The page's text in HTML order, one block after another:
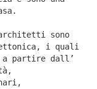
sono
i quali
partire dall’